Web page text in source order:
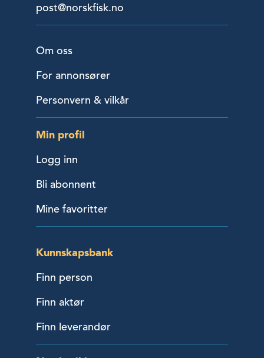
post@norskfisk.no
Om oss
For annonsører
Personvern & vilkår
Min profil
Logg inn
Bli abonnent
Mine favoritter
Kunnskapsbank
Finn person
Finn aktør
Finn leverandør